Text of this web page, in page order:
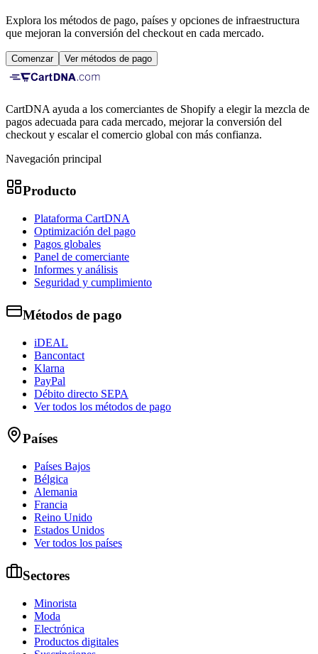
Explora los métodos de pago, países y opciones de infraestructura
que mejoran la conversión del checkout en cada mercado.
Comenzar Ver métodos de pago
CartDNA ayuda a los comerciantes de Shopify a elegir la mezcla de
pagos adecuada para cada mercado, mejorar la conversión del
checkout y escalar el comercio global con más confianza.
Navegación principal
Producto
Plataforma CartDNA
Optimización del pago
Pagos globales
Panel de comerciante
Informes y análisis
Seguridad y cumplimiento
Métodos de pago
iDEAL
Bancontact
Klarna
PayPal
Débito directo SEPA
Ver todos los métodos de pago
Países
Países Bajos
Bélgica
Alemania
Francia
Reino Unido
Estados Unidos
Ver todos los países
Sectores
Minorista
Moda
Electrónica
Productos digitales